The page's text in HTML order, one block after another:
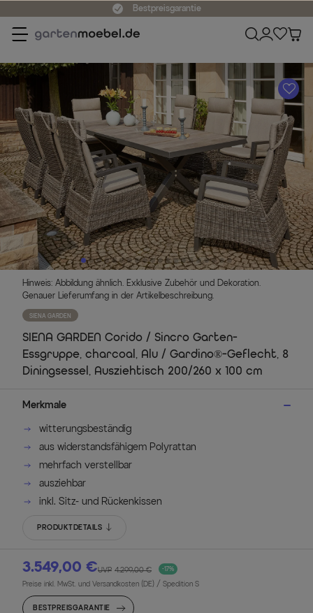
Bestpreisgarantie
A
Hinweis: Abbildung ähnlich. Exklusive Zubehör und Dekoration.
Genauer Lieferumfang in der Artikelbeschreibung.
SIENA GARDEN
SIENA GARDEN Corido / Sincro Garten-
Essgruppe, charcoal, Alu / Gardino®-Geflecht, 8
Diningsessel, Ausziehtisch 200/260 x 100 cm
Merkmale
witterungsbeständig
aus widerstandsfähigem Polyrattan
mehrfach verstellbar
ausziehbar
inkl. Sitz- und Rückenkissen
PRODUKTDETAILS
3.549,00 € -17%
UVP 4.299,00 €
Preise inkl. MwSt. und Versandkosten (DE) / Spedition S
BESTPREISGARANTIE